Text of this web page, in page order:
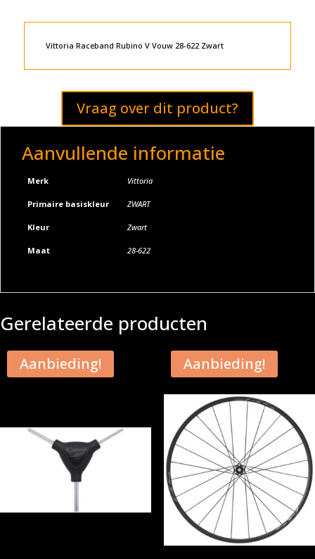
e
n
t
i
Vittoria Raceband Rubino V Vouw 28-622 Zwart
Vraag over dit product?
Aanvullende informatie
Merk Vittoria
Primaire basiskleur ZWART
Kleur Zwart
Maat 28-622
Gerelateerde producten
Aanbieding! Aanbieding!